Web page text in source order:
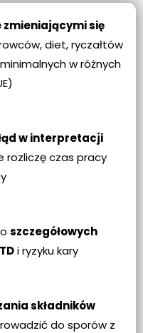
zmieniającymi się
diet, ryczałtów
w różnych
w interpretacji
rozliczę czas pracy
szczegółowych
i ryzyku kary
składników
do sporów z